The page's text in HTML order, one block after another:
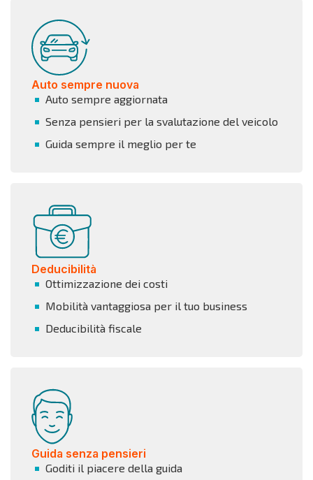
Auto sempre nuova
Auto sempre aggiornata
Senza pensieri per la svalutazione del veicolo
Guida sempre il meglio per te
Deducibilità
Ottimizzazione dei costi
Mobilità vantaggiosa per il tuo business
Deducibilità fiscale
Guida senza pensieri
Goditi il piacere della guida